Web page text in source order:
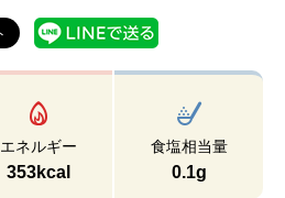
エネルギー
353kcal
食塩相当量
0.1g